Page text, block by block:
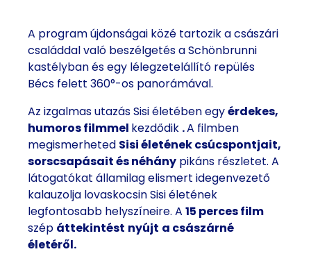
A program újdonságai közé tartozik a császári
családdal való beszélgetés a Schönbrunni
kastélyban és egy lélegzetelállító repülés
Bécs felett 360°-os panorámával.
Az izgalmas utazás Sisi életében egyérdekes,
humoros filmmel kezdődik .A filmben
megismerheted Sisi életének csúcspontjait,
sorscsapásait és néhány pikáns részletet. A
látogatókat államilag elismert idegenvezető
kalauzolja lovaskocsinSisi életének
legfontosabb helyszíneire. A 15 perces film
szép áttekintést nyújt a császárné
életéről.